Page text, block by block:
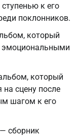
к его
поклонников.
который
эмоциональными
который
сцену после
шагом к его
сборник